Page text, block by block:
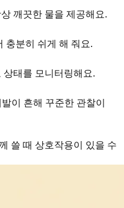
깨끗한 물을 제공해요.
충분히 쉬게 해 줘요.
상태를 모니터링해요.
이 흔해 꾸준한 관찰이
쓸 때 상호작용이 있을 수